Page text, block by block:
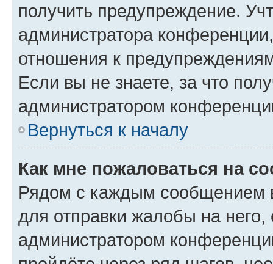
получить предупреждение.
администратора
отношения к
Если вы не знаете, за что
администратором
Вернуться к началу
Как мне пожаловаться на
Рядом с каждым сообщением
для отправки жалобы на
администратором